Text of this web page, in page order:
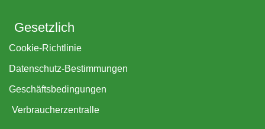
Gesetzlich
Cookie-Richtlinie
Datenschutz-Bestimmungen
Geschäftsbedingungen
Verbraucherzentralle